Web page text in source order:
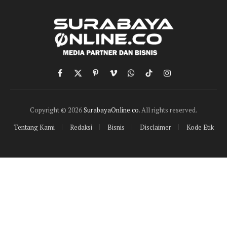
Facebook
X
(Twitter)
PinterestVimeoWhatsApp
TikTokInstagram
Copyright © 2026SurabayaOnline.co. All rights reserved.
Tentang Kami
Redaksi Bisnis Disclaimer Kode Etik